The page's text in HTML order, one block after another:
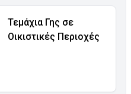
Τεμάχια Γης σε
Οικιστικές Περιοχές